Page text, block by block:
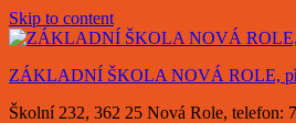
Skip to content
ZÁKLADNÍ ŠKOLA NOVÁ ROLE,
Školní 232, 362 25 Nová Role, telefon: